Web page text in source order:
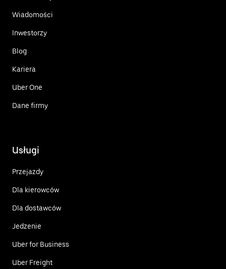
Wiadomości
Inwestorzy
Blog
Kariera
Uber One
Dane firmy
Usługi
Przejazdy
Dla kierowców
Dla dostawców
Jedzenie
Uber for Business
Uber Freight